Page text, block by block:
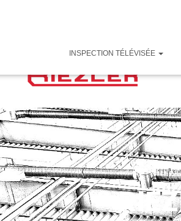
INSPECTION TÉLÉVISÉE